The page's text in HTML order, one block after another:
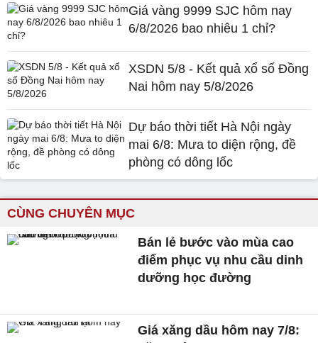
Giá vàng 9999 SJC hôm nay
6/8/2026 bao nhiêu 1 chỉ?
XSDN 5/8 - Kết quả xổ số Đồng
Nai hôm nay 5/8/2026
Dự báo thời tiết Hà Nội ngày
mai 6/8: Mưa to diện rộng, đề
phòng có dông lốc
CÙNG CHUYÊN MỤC
Bán lẻ bước vào mùa cao
điểm phục vụ nhu cầu dinh
dưỡng học đường
Giá xăng dầu hôm nay 7/8: